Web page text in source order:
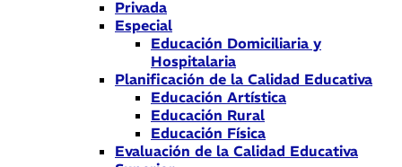
Privada
Especial
Educación Domiciliaria y
Hospitalaria
Planificación de la Calidad Educativa
Educación Artística
Educación Rural
Educación Física
Evaluación de la Calidad Educativa